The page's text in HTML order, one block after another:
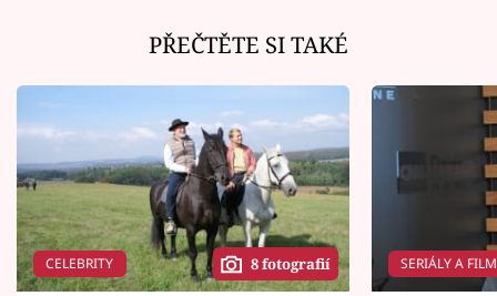
PŘEČTĚTE SI TAKÉ
CELEBRITY 8 fotografií SERIÁLY A